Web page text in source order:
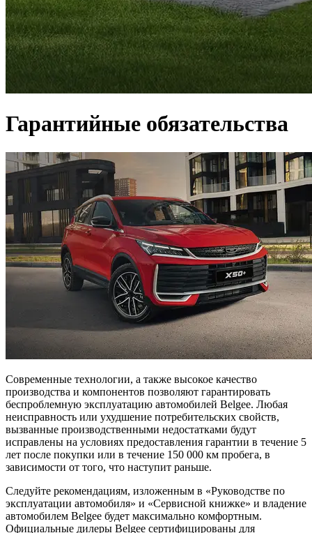
Гарантийные обязательства
Современные технологии, а также высокое качество
производства и компонентов позволяют гарантировать
беспроблемную эксплуатацию автомобилей Belgee. Любая
неисправность или ухудшение потребительских свойств,
вызванные производственными недостатками будут
исправлены на условиях предоставления гарантии в течение 5
лет после покупки или в течение 150 000 км пробега, в
зависимости от того, что наступит раньше.
Следуйте рекомендациям, изложенным в «Руководстве по
эксплуатации автомобиля» и «Сервисной книжке» и владение
автомобилем Belgee будет максимально комфортным.
Официальные дилеры Belgee сертифицированы для